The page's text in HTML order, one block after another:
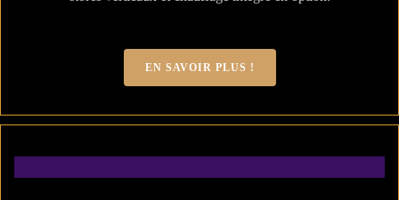
EN SAVOIR PLUS !